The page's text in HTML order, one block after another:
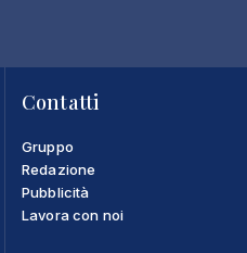
Contatti
Gruppo
Redazione
Pubblicità
Lavora con noi